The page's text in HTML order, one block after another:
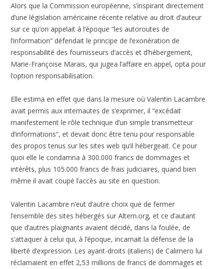
Alors que la Commission européenne, s’inspirant directement
d’une législation américaine récente relative au droit d’auteur
sur ce qu’on appelait à l’époque “les autoroutes de
l’information” défendait le principe de l’exonération de
responsabilité des fournisseurs d’accès et d’hébergement,
Marie-Françoise Marais, qui jugea l’affaire en appel, opta pour
l’option responsabilisation.
Elle estima en effet que dans la mesure où Valentin Lacambre
avait permis aux internautes de s’exprimer, il “excédait
manifestement le rôle technique d’un simple transmetteur
d’informations“, et devait donc être tenu pour responsable
des propos tenus sur les sites web qu’il hébergeait. Ce pour
quoi elle le condamna à 300.000 francs de dommages et
intérêts, plus 105.000 francs de frais judiciaires, quand bien
même il avait coupé l’accès au site en question.
Valentin Lacambre n’eut d’autre choix que de fermer
l’ensemble des sites hébergés sur Altern.org, et ce d’autant
que d’autres plaignants avaient décidé, dans la foulée, de
s’attaquer à celui qui, à l’époque, incarnait la défense de la
liberté d’expression. Les ayant-droits (italiens) de Calimero lui
réclamaient en effet 2,53 millions de francs de dommages et